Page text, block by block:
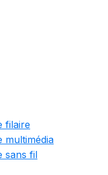
filaire
multimédia
sans fil